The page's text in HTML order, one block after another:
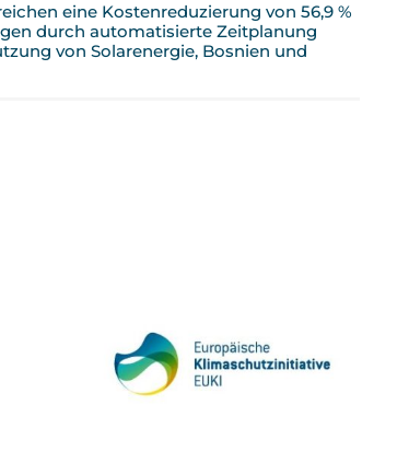
eine Kostenreduzierung von 56,9 %
durch automatisierte Zeitplanung
von Solarenergie, Bosnien und